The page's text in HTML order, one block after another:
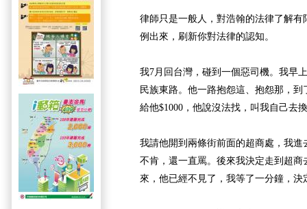
律師只是一般人，對浩翰的法律了解
例出來，刷新你對法律的認知。
我7月回台灣，碰到一個惡司機。我早
民族東路。他一路抱怨這、抱怨那，到
給他$1000，他說沒法找，叫我自己去
我請他開到兩條街前面的超商處，我
不肯，還一直罵。後來我決定走到超商
來，他已經不見了，我等了一分鐘，決